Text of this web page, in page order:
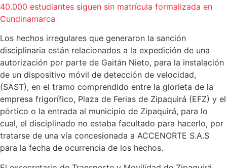
40.000 estudiantes siguen sin matrícula formalizada en
Cundinamarca
Los hechos irregulares que generaron la sanción
disciplinaria están relacionados a la expedición de una
autorización por parte de Gaitán Nieto, para la instalación
de un dispositivo móvil de detección de velocidad,
(SAST), en el tramo comprendido entre la glorieta de la
empresa frigorífico, Plaza de Ferias de Zipaquirá (EFZ) y el
pórtico o la entrada al municipio de Zipaquirá, para lo
cual, el disciplinado no estaba facultado para hacerlo, por
tratarse de una vía concesionada a ACCENORTE S.A.S
para la fecha de ocurrencia de los hechos.